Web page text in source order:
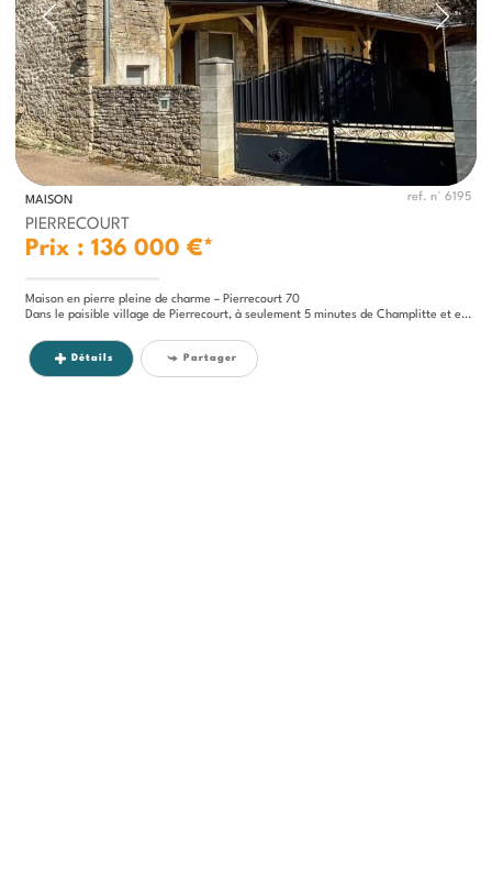
MAISON ref. n° 6195
PIERRECOURT
Prix : 136 000 €*
Maison en pierre pleine de charme – Pierrecourt 70
Dans le paisible village de Pierrecourt, à seulement 5 minutes de Champlitte et environ 20 minutes de...
Détails Partager